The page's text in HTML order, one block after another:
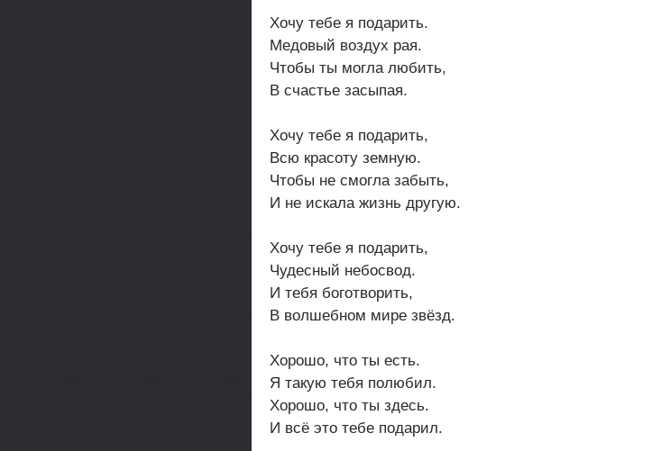
Хочу тебе я подарить.
Медовый воздух рая.
Чтобы ты могла любить,
В счастье засыпая.
Хочу тебе я подарить,
Всю красоту земную.
Чтобы не смогла забыть,
И не искала жизнь другую.
Хочу тебе я подарить,
Чудесный небосвод.
И тебя боготворить,
В волшебном мире звёзд.
Хорошо, что ты есть.
Я такую тебя полюбил.
Хорошо, что ты здесь.
И всё это тебе подарил.